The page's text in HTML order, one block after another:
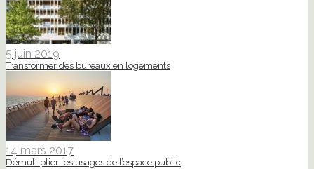
5 juin 2019
Transformer des bureaux en logements
14 mars 2017
Démultiplier les usages de l’espace public